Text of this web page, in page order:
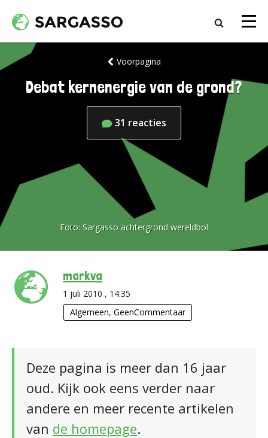
Voorpagina
Debat kernenergie van de grond?
31 reacties
Foto: Sargasso achtergrond wereldbol
markva
1 juli 2010 , 14:35
Algemeen,GeenCommentaar
Deze pagina is meer dan 16 jaar
oud. Kijk ook eens verder naar
andere en meer recente artikelen
van de homepage.